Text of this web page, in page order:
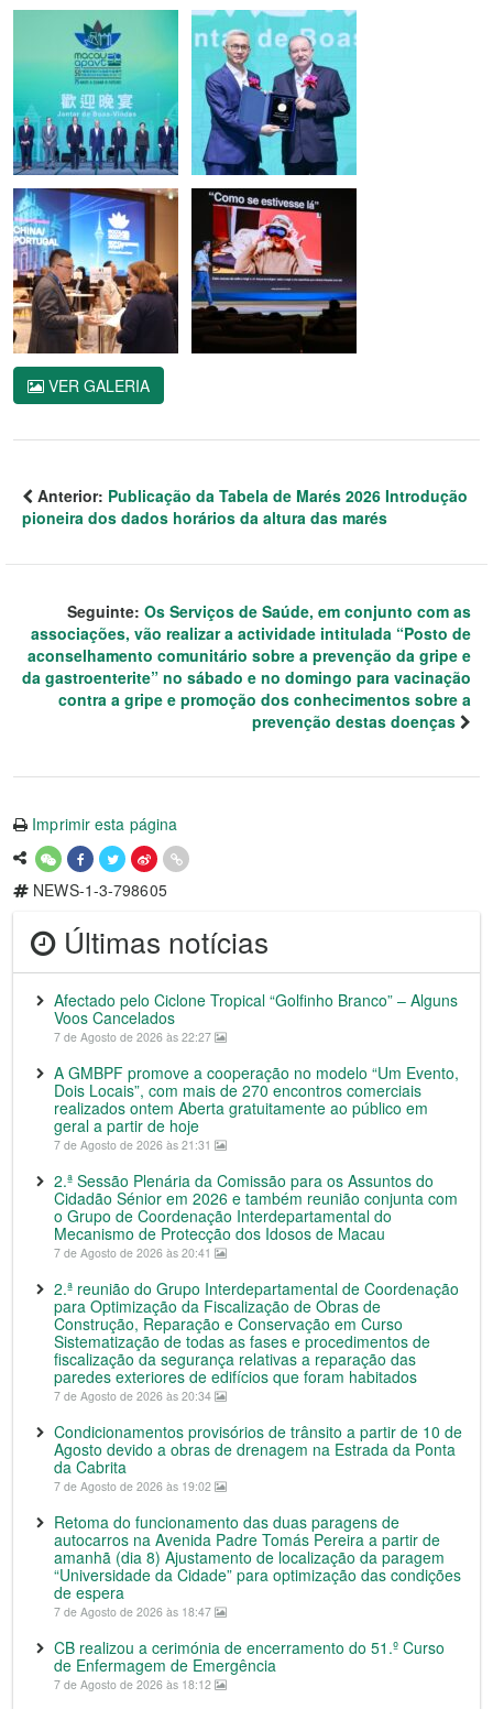
VER GALERIA
Anterior: Publicação da Tabela de Marés 2026 Introdução
pioneira dos dados horários da altura das marés
Seguinte: Os Serviços de Saúde, em conjunto com as
associações, vão realizar a actividade intitulada “Posto de
aconselhamento comunitário sobre a prevenção da gripe e
da gastroenterite” no sábado e no domingo para vacinação
contra a gripe e promoção dos conhecimentos sobre a
prevenção destas doenças
Imprimir esta página
NEWS-1-3-798605
Últimas notícias
Afectado pelo Ciclone Tropical “Golfinho Branco” – Alguns
Voos Cancelados
7 de Agosto de 2026 às 22:27
A GMBPF promove a cooperação no modelo “Um Evento,
Dois Locais”, com mais de 270 encontros comerciais
realizados ontem Aberta gratuitamente ao público em
geral a partir de hoje
7 de Agosto de 2026 às 21:31
2.ª Sessão Plenária da Comissão para os Assuntos do
Cidadão Sénior em 2026 e também reunião conjunta com
o Grupo de Coordenação Interdepartamental do
Mecanismo de Protecção dos Idosos de Macau
7 de Agosto de 2026 às 20:41
2.ª reunião do Grupo Interdepartamental de Coordenação
para Optimização da Fiscalização de Obras de
Construção, Reparação e Conservação em Curso
Sistematização de todas as fases e procedimentos de
fiscalização da segurança relativas a reparação das
paredes exteriores de edifícios que foram habitados
7 de Agosto de 2026 às 20:34
Condicionamentos provisórios de trânsito a partir de 10 de
Agosto devido a obras de drenagem na Estrada da Ponta
da Cabrita
7 de Agosto de 2026 às 19:02
Retoma do funcionamento das duas paragens de
autocarros na Avenida Padre Tomás Pereira a partir de
amanhã (dia 8) Ajustamento de localização da paragem
“Universidade da Cidade” para optimização das condições
de espera
7 de Agosto de 2026 às 18:47
CB realizou a cerimónia de encerramento do 51.º Curso
de Enfermagem de Emergência
7 de Agosto de 2026 às 18:12